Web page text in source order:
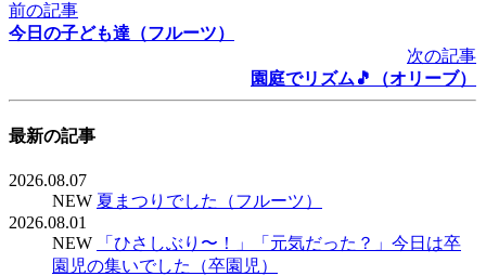
前の記事
今日の子ども達（フルーツ）
次の記事
園庭でリズム🎵（オリーブ）
最新の記事
2026.08.07
NEW 夏まつりでした（フルーツ）
2026.08.01
NEW
「ひさしぶり〜！」「元気だった？」今日は卒
園児の集いでした（卒園児）